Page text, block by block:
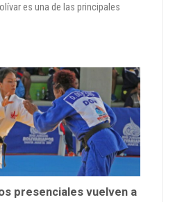
es una de las principales
presenciales vuelven a